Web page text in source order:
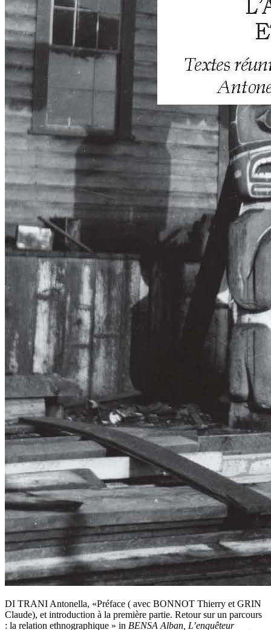
DI TRANI Antonella, «Préface ( avec BONNOT Thierry et GRIN
Claude), et introduction à la première partie. Retour sur un parcours
: la relation ethnographique » in BENSA Alban, L’enquêteur